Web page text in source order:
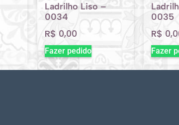
Ladrilho Liso –
0034
R$ 0,00
Fazer pedido
0035
R$
Fazer